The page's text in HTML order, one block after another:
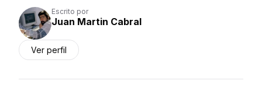
Escrito por
Juan Martin Cabral
Ver perfil